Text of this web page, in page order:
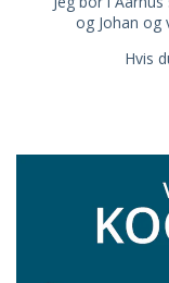
og Johan og
Hvis